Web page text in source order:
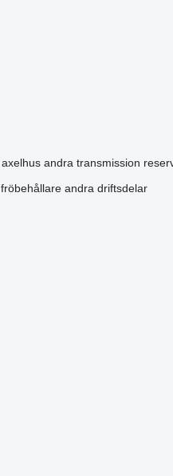
axelhus andra transmission
fröbehållare andra driftsdelar